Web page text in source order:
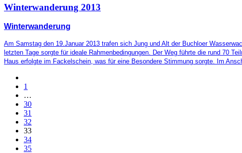
Winterwanderung 2013
Winterwanderung
Am Samstag den 19.Januar 2013 trafen sich Jung und Alt der Buchloer
letzten Tage sorgte für ideale Rahmenbedingungen. Der Weg führte die rund 70
Haus erfolgte im Fackelschein, was für eine Besondere Stimmung sorgte. Im
1
…
30
31
32
33
34
35